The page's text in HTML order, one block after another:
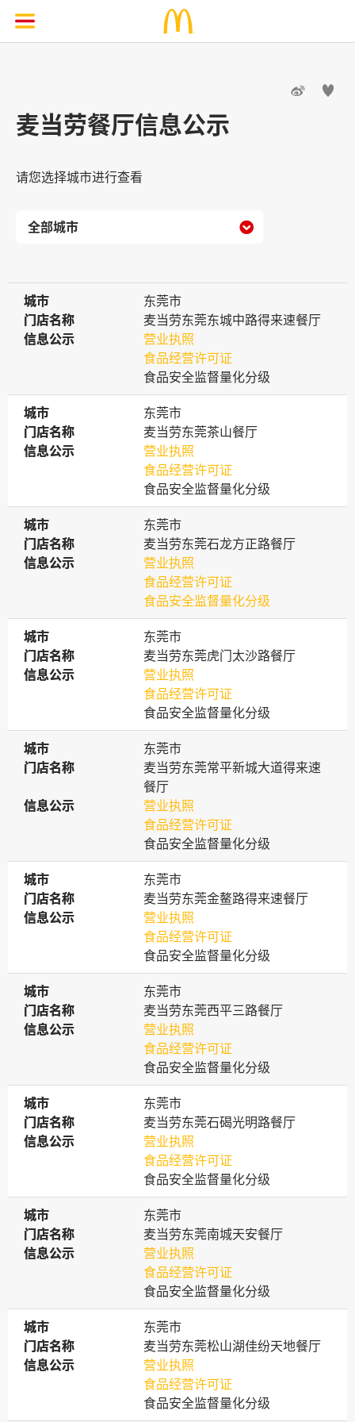
 
麦当劳餐厅信息公示
请您选择城市进行查看

城市
城市
东莞市
门店名称
门店名称
麦当劳东莞东城中路得来速餐厅
信息公示
信息公示
营业执照
食品经营许可证
食品安全监督量化分级
城市
城市
东莞市
门店名称
门店名称
麦当劳东莞茶山餐厅
信息公示
信息公示
营业执照
食品经营许可证
食品安全监督量化分级
城市
城市
东莞市
门店名称
门店名称
麦当劳东莞石龙方正路餐厅
信息公示
信息公示
营业执照
食品经营许可证
食品安全监督量化分级
城市
城市
东莞市
门店名称
门店名称
麦当劳东莞虎门太沙路餐厅
信息公示
信息公示
营业执照
食品经营许可证
食品安全监督量化分级
城市
城市
东莞市
门店名称
门店名称
麦当劳东莞常平新城大道得来速
餐厅
信息公示
信息公示
营业执照
食品经营许可证
食品安全监督量化分级
城市
城市
东莞市
门店名称
门店名称
麦当劳东莞金鳌路得来速餐厅
信息公示
信息公示
营业执照
食品经营许可证
食品安全监督量化分级
城市
城市
东莞市
门店名称
门店名称
麦当劳东莞西平三路餐厅
信息公示
信息公示
营业执照
食品经营许可证
食品安全监督量化分级
城市
城市
东莞市
门店名称
门店名称
麦当劳东莞石碣光明路餐厅
信息公示
信息公示
营业执照
食品经营许可证
食品安全监督量化分级
城市
城市
东莞市
门店名称
门店名称
麦当劳东莞南城天安餐厅
信息公示
信息公示
营业执照
食品经营许可证
食品安全监督量化分级
城市
城市
东莞市
门店名称
门店名称
麦当劳东莞松山湖佳纷天地餐厅
信息公示
信息公示
营业执照
食品经营许可证
食品安全监督量化分级